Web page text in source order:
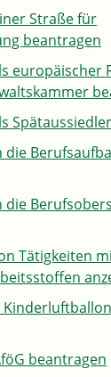
Straße für
beantragen
europäischer
die
die
Tätigkeiten
beantragen